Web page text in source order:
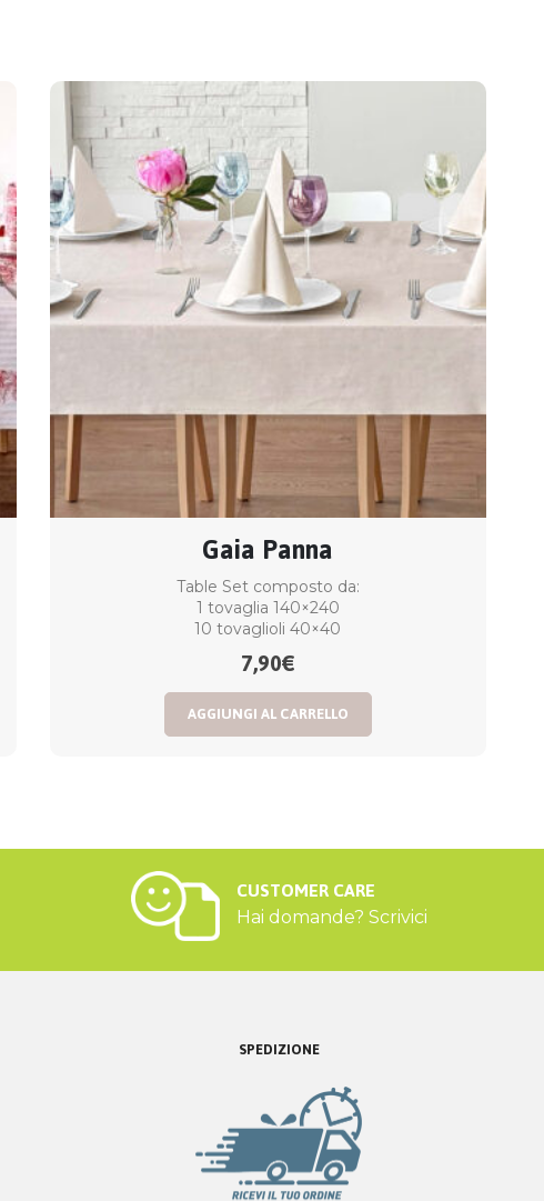
Gaia Panna
Table Set composto da:
1 tovaglia 140×240
10 tovaglioli 40×40
7,90€
AGGIUNGI AL CARRELLO
CUSTOMER CARE
Hai domande? Scrivici
SPEDIZIONE